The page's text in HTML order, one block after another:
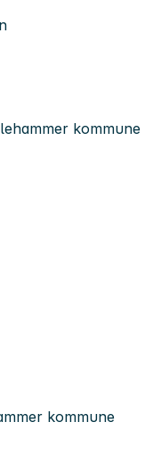
kommune
kommune